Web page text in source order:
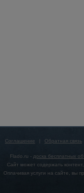
Соглашение | Обратная связь
Flado.ru - доска бесплатных
Сайт может содержать
Оплачивая услуги на сайте, вы